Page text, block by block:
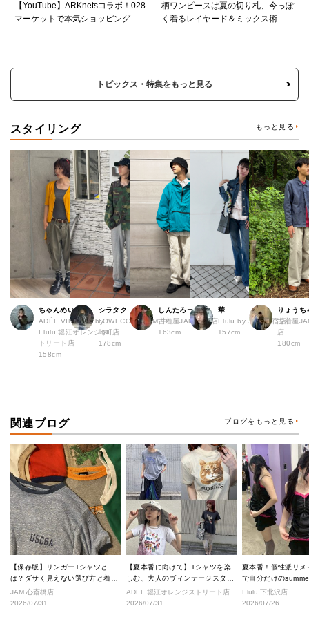
【YouTube】ARKnetsコラボ！028
マーケットで本気ショッピング
柄ワンピースは夏の切り札、今っぽ
く着るレイヤード＆ミックス術
トピックス・特集をもっと見る
スタイリング もっと見る
ちゃんめい
ADÉL VINTAGE by
Elulu 堀江オレンジス
トリート店
158cm
シラタク
LOWECO by JAM 中
崎町店
178cm
しんたろー
古着屋JAM 仙台店
163cm
華
Elulu by JAM 原宿店
157cm
りょうち
古着屋
店
180cm
関連ブログ ブログをもっと見る
【保存版】リンガーTシャツと
は？ダサく見えない選び方と着こ
なし完全ガイド
JAM 心斎橋店
2026/07/31
【夏本番に向けて】Tシャツを楽
しむ、大人のヴィンテージスタイ
ル
ADEL 堀江オレンジストリート店
2026/07/31
夏本番！個性派リメ
で自分だけの
へ！
Elulu 下北沢店
2026/07/26